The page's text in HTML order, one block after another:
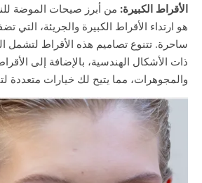
الأقراط الكبيرة:
هو ارتداء الأقراط الكبيرة والجريئة، التي
ساحرة. تتنوع تصاميم هذه الأقراط لتشمل
ذات الأشكال الهندسية، بالإضافة إلى
والمجوهرات، مما يتيح لك خيارات متعددة